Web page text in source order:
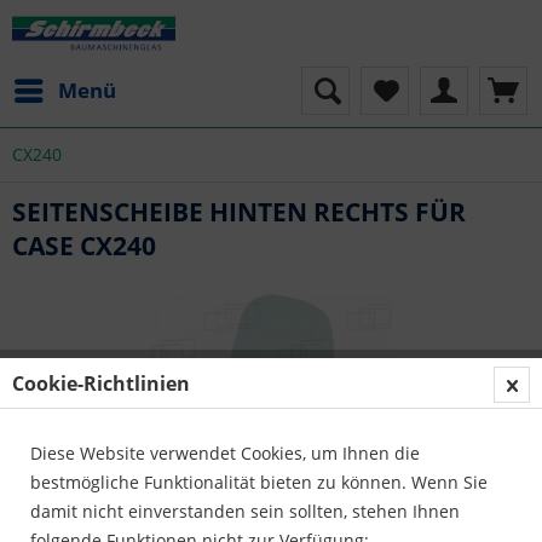
Menü
CX240
SEITENSCHEIBE HINTEN RECHTS FÜR
CASE CX240
Cookie-Richtlinien
Diese Website verwendet Cookies, um Ihnen die
bestmögliche Funktionalität bieten zu können. Wenn Sie
damit nicht einverstanden sein sollten, stehen Ihnen